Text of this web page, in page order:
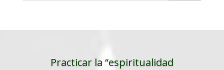
Practicar la “espiritualidad